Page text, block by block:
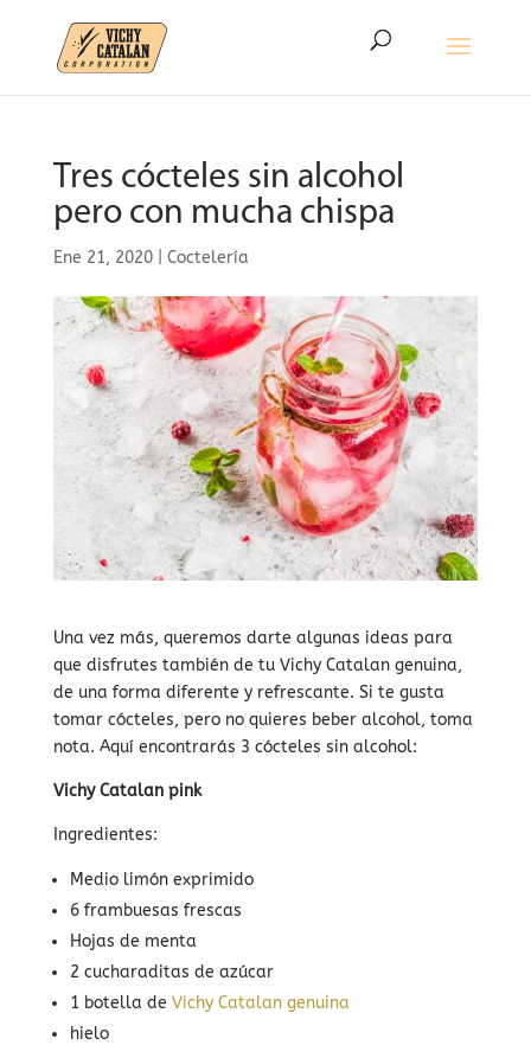
Tres cócteles sin alcohol
pero con mucha chispa
Ene 21, 2020| Coctelería
Una vez más, queremos darte algunas ideas para
que disfrutes también de tu Vichy Catalan genuina,
de una forma diferente y refrescante. Si te gusta
tomar cócteles, pero no quieres beber alcohol, toma
nota. Aquí encontrarás 3 cócteles sin alcohol:
Vichy Catalan pink
Ingredientes:
Medio limón exprimido
6 frambuesas frescas
Hojas de menta
2 cucharaditas de azúcar
1 botella de Vichy Catalan genuina
hielo